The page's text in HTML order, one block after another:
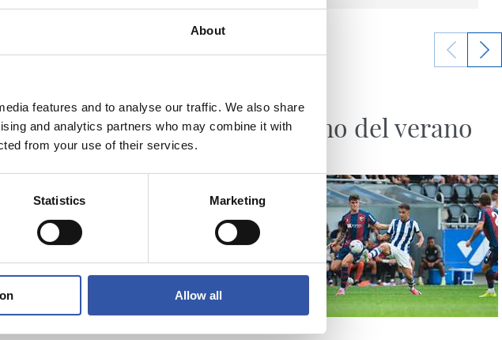
About
features and to analyse our traffic. We also share
and analytics partners who may combine it with
from your use of their services.
Statistics Marketing
Allow all
partido de
SANSE
El último del verano